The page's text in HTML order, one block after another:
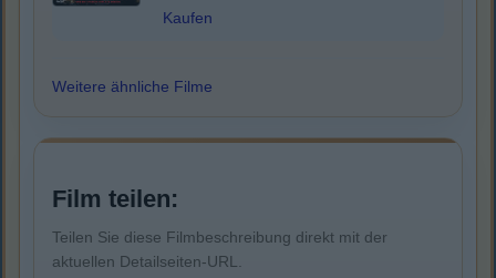
Kaufen
Weitere ähnliche Filme
Film teilen:
Teilen Sie diese Filmbeschreibung direkt mit der
aktuellen Detailseiten-URL.